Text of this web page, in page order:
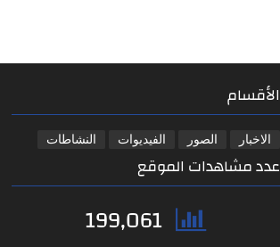
الأقسام
الاخبار الصور الفيديوات النشاطات
عدد مشاهدات الموقع
199,061